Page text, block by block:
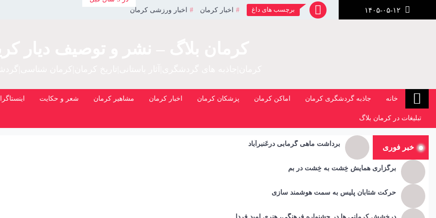
برچسب های داغ اخبار کرمان اخبار ورزشی کرمان
خانه جاذبه گردشگری کرمان اماکن کرمان پزشکان کرمان اخبار کرمان مشاهیر کرمان شعر و حکایت
تبلیغات در کرمان بلاگ
خبر فوری برداشت ماهی گرمابی درعَنبرآباد
برگزاری همایش خِشت به خِشت در بم
حرکت شتابان پلیس به سمت هوشمند سازی